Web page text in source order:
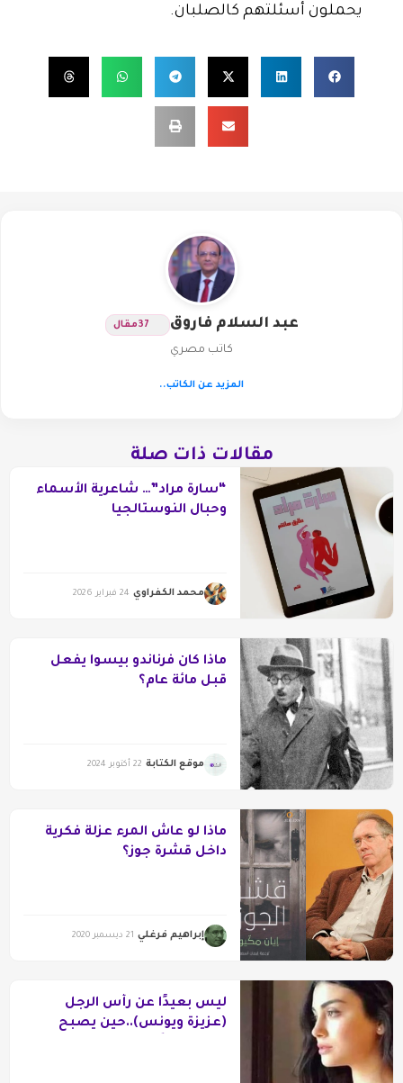
يحملون أسئلتهم كالصلبان.
عبد السلام فاروق 37مقال
كاتب مصري
المزيد عن الكاتب..
مقالات ذات صلة
“سارة مراد”… شاعرية الأسماء
وحبال النوستالجيا
محمد الكفراوي 24 فبراير 2026
ماذا كان فرناندو بيسوا يفعل
قبل مائة عام؟
موقع الكتابة 22 أكتوبر 2024
ماذا لو عاش المرء عزلة فكرية
داخل قشرة جوز؟
إبراهيم فرغلي 21 ديسمبر 2020
ليس بعيدًا عن رأس الرجل
(عزيزة ويونس)..حين يصبح